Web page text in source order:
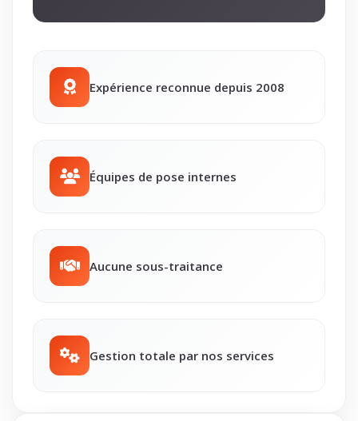
Expérience reconnue depuis 2008
Équipes de pose internes
Aucune sous-traitance
Gestion totale par nos services